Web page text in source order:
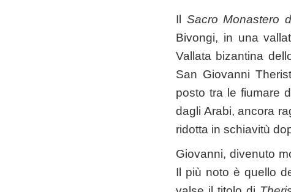
Il Sacro Monastero
Bivongi, in una
Vallata bizantina
San Giovanni
posto tra le fiumare
dagli Arabi, ancora
ridotta in schiavitù
Giovanni, divenuto
Il più noto è quello